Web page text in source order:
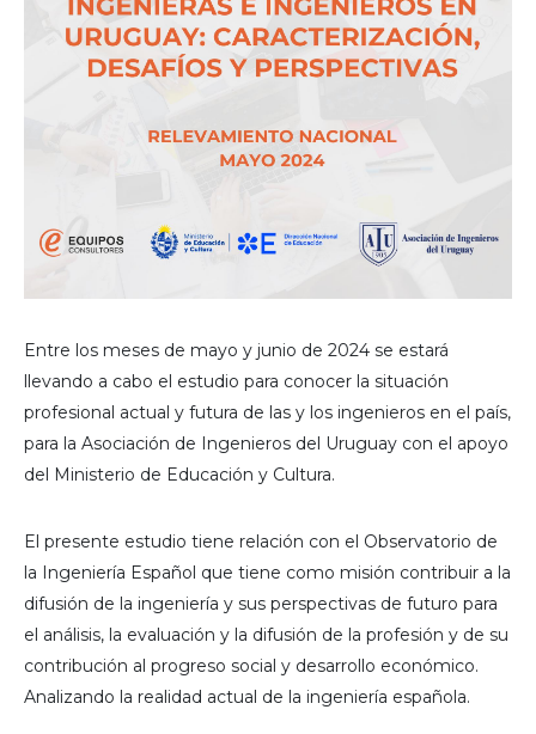
Entre los meses de mayo y junio de 2024 se estará
llevando a cabo el estudio para conocer la situación
profesional actual y futura de las y los ingenieros en el país,
para la Asociación de Ingenieros del Uruguay con el apoyo
del Ministerio de Educación y Cultura.
El presente estudio tiene relación con el Observatorio de
la Ingeniería Español que tiene como misión contribuir a la
difusión de la ingeniería y sus perspectivas de futuro para
el análisis, la evaluación y la difusión de la profesión y de su
contribución al progreso social y desarrollo económico.
Analizando la realidad actual de la ingeniería española.